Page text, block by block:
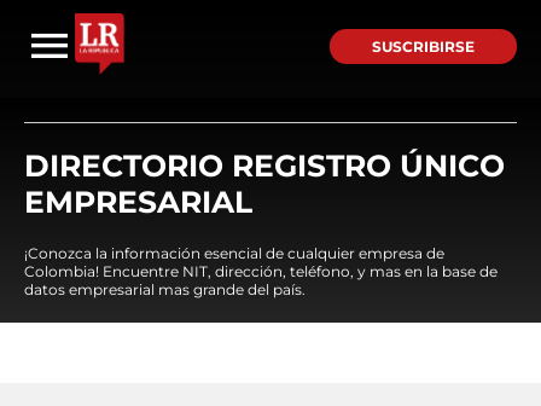
SUSCRIBIRSE
DIRECTORIO REGISTRO ÚNICO
EMPRESARIAL
¡Conozca la información esencial de cualquier empresa de
Colombia! Encuentre NIT, dirección, teléfono, y mas en la base de
datos empresarial mas grande del país.